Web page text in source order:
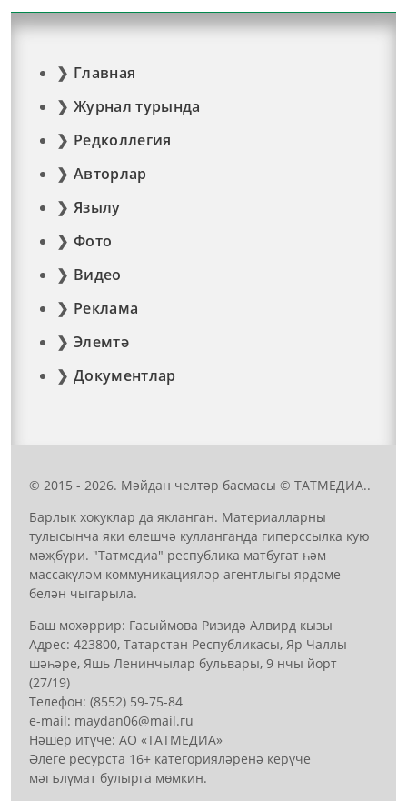
Главная
Журнал турында
Редколлегия
Авторлар
Язылу
Фото
Видео
Реклама
Элемтә
Документлар
© 2015 - 2026. Мәйдан челтәр басмасы © ТАТМЕДИА..
Барлык хокуклар да якланган. Материалларны
тулысынча яки өлешчә кулланганда гиперссылка кую
мәҗбүри. "Татмедиа" республика матбугат һәм
массакүләм коммуникацияләр агентлыгы ярдәме
белән чыгарыла.
Баш мөхәррир: Гасыймова Ризидә Алвирд кызы
Адрес: 423800, Татарстан Республикасы, Яр Чаллы
шәһәре, Яшь Ленинчылар бульвары, 9 нчы йорт
(27/19)
Телефон: (8552) 59-75-84
е-mail: mауdаn06@mail.гu
Нәшер итүче: АО «ТАТМЕДИА»
Әлеге ресурста 16+ категорияләренә керүче
мәгълүмат булырга мөмкин.